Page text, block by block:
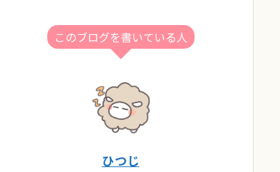
このブログを書いている人
ひつじ